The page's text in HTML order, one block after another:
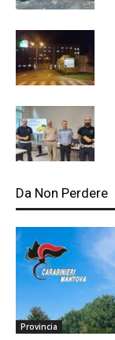
Da Non Perdere
Provincia